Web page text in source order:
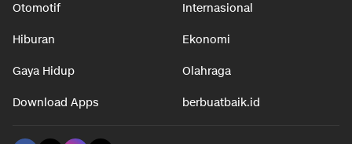
Otomotif Internasional
Hiburan Ekonomi
Gaya Hidup Olahraga
Download Apps berbuatbaik.id